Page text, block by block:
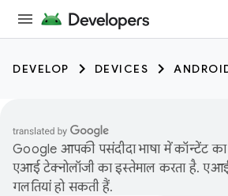
DEVELOP DEVICES
Google आपकी पसंदीदा भाषा में कॉन्टेंट
एआई टेक्नोलॉजी का इस्तेमाल करता है.
गलतियां हो सकती हैं.